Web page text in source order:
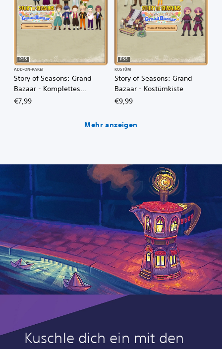
Story of Seasons: Grand
Bazaar - Komplettes
Liebling-Set
PS5
ADD-ON-PAKET
€7,99
Story of Seasons: Grand
Bazaar - Kostümkiste
PS5
KOSTÜM
€9,99
Mehr anzeigen
Kuschle dich ein mit den